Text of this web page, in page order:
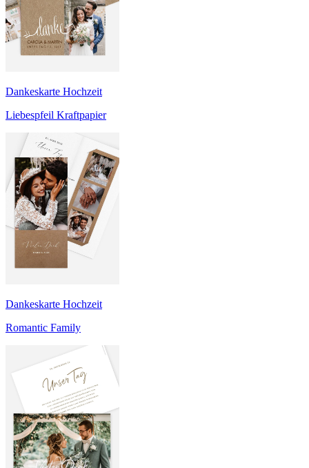
Dankeskarte Hochzeit
Liebespfeil Kraftpapier
Dankeskarte Hochzeit
Romantic Family